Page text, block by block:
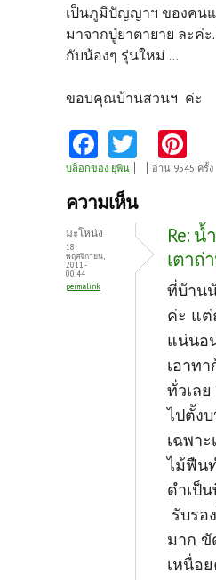
เป็นภูมิปัญญาฯ ของคน
มาจากปู่ยาตายาย ละค่
กับน้องๆ รุ่นใหม่ ...
ขอบคุณบ้านสวนฯ ค่ะ
Fa
ce
b
o
o
k
w
itt
nt
es
t
บล็อกของ ยุพิน อ่าน 9545 ครั้ง
ความเห็น
มะโหน่ง
18
พฤศจิกายน,
2011 -
00:44
permalink
Re:
เตาถ่
ที่บ้าน
ค่ะ แต่
แน่นอ
เอาท
ทั่วเล
ไปตั้ง
เฉพา
ไม้ฟืน
ดำเป็
รับรอ
มาก ขั
เหนื่อย